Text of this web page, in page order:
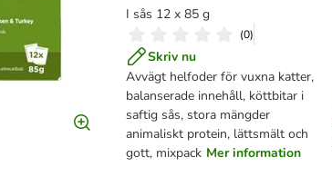
I sås 12 x 85 g
(0)
Skriv nu
Avvägt helfoder för vuxna katter,
balanserade innehåll, köttbitar i
saftig sås, stora mängder
animaliskt protein, lättsmält och
gott, mixpack Mer information